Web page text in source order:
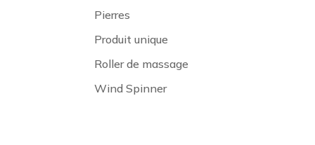
Pierres
Produit unique
Roller de massage
Wind Spinner